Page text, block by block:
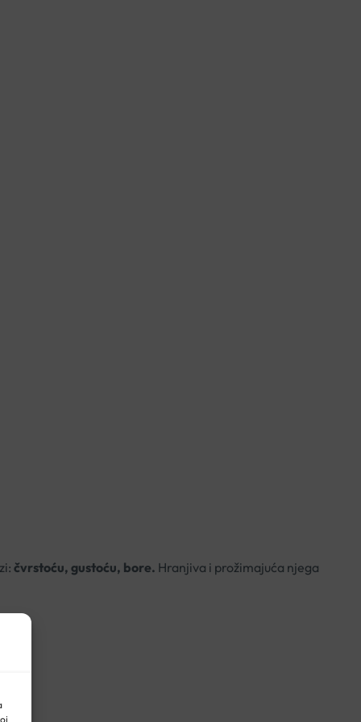
čvrstoću, gustoću, bore. Hranjiva i prožimajuća njega